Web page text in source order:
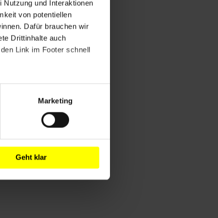
Nutzung und Interaktionen
von potentiellen
Dafür brauchen wir
Drittinhalte auch
Link im Footer schnell
Marketing
Geht klar